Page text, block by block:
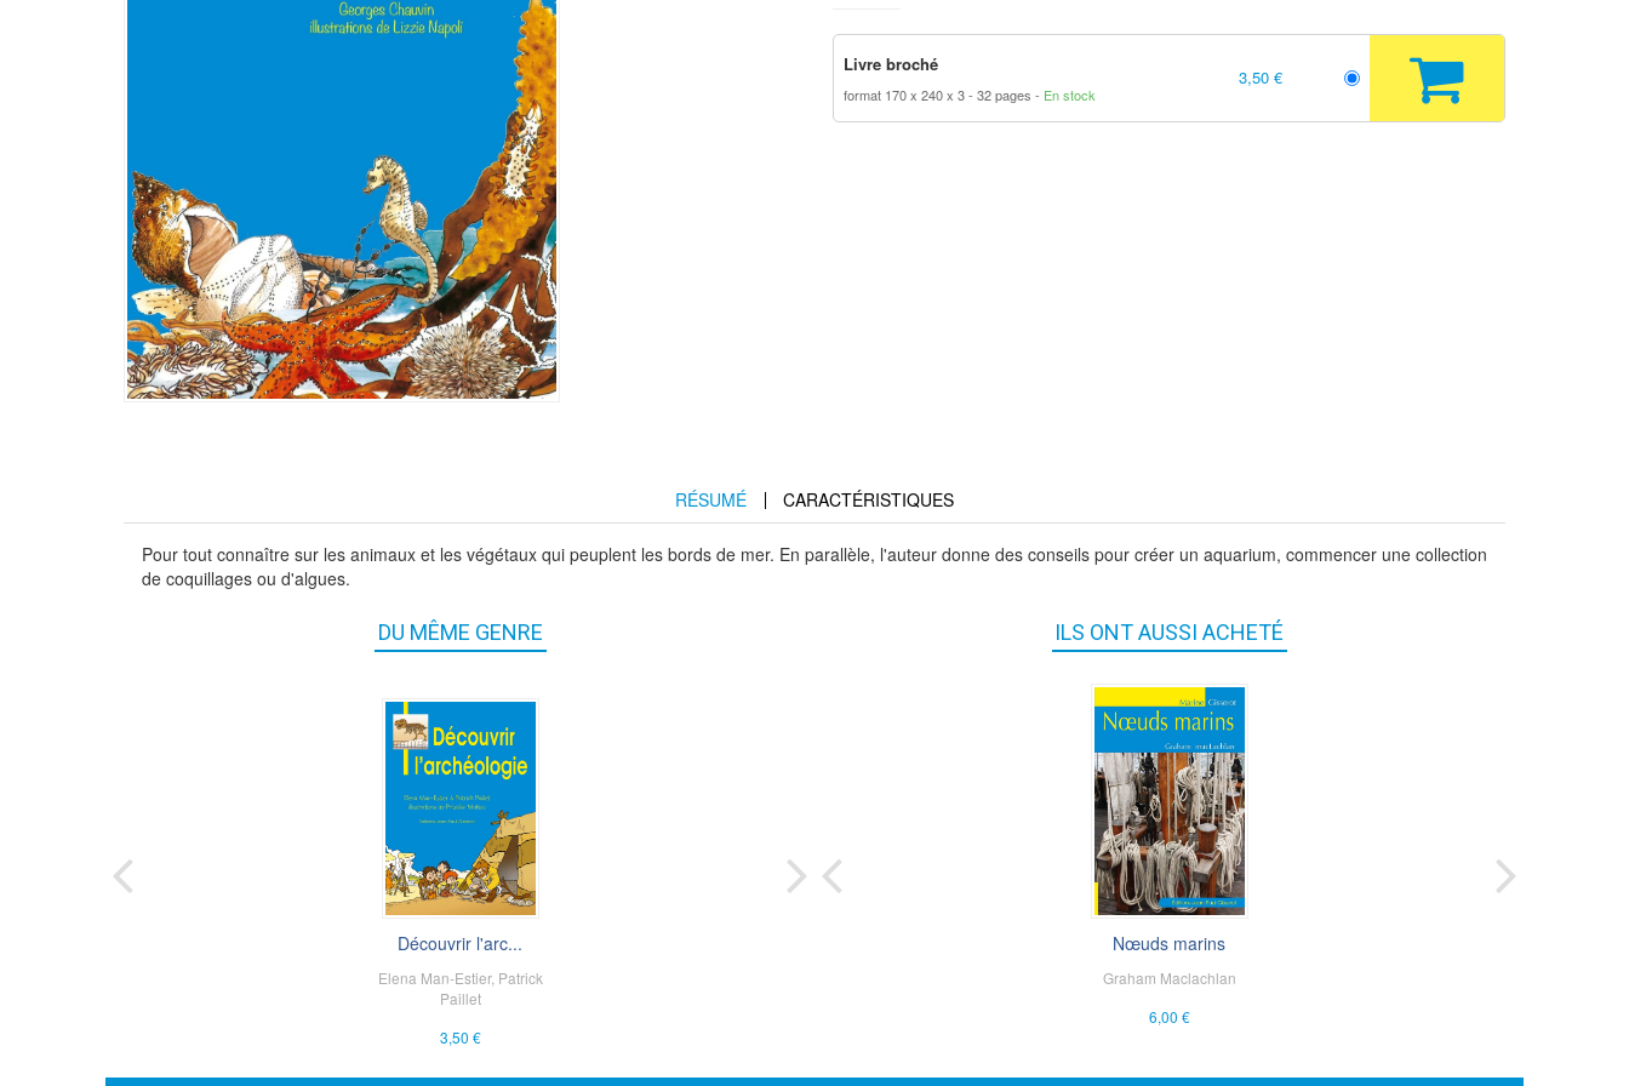
Livre broché
format 170 x 240 x 3 32 pages En stock
3,50 €
RÉSUMÉ CARACTÉRISTIQUES
Pour tout connaître sur les animaux et les végétaux qui peuplent les bords de mer. En parallèle, l'auteur donne des conseils pour créer un aquarium, commencer une collection
de coquillages ou d'algues.
DU MÊME GENRE
Découvrir l'arc...
Elena Man-Estier, Patrick
Paillet
3,50 €
Découvrir Lascaux
Elena Man-Estier,Patrick
ILS ONT AUSSI ACHETÉ
Les plantes du ...
Jean David
Nœuds marins
Graham Maclachlan
6,00 €